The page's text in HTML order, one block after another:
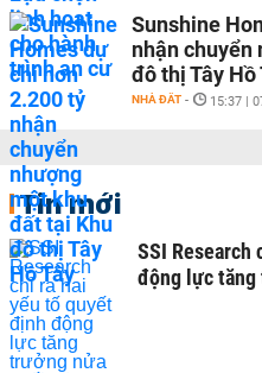
Sunshine
nhận chuyển
đô thị Tây Hồ
NHÀ ĐẤT - 15:37 |
Tin mới
SSI Research
động lực tăng